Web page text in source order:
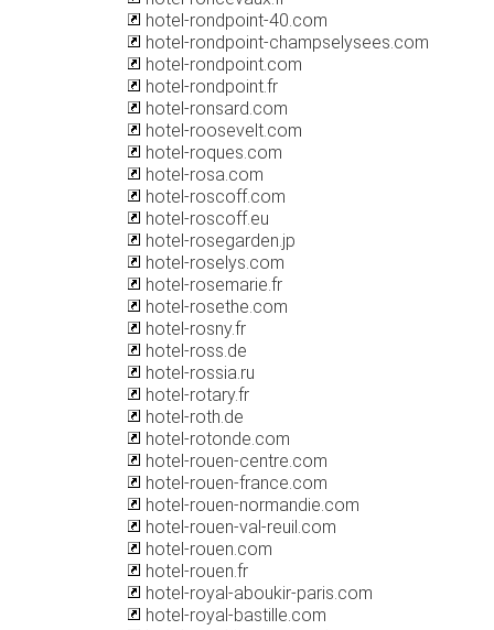
hotel-rondpoint-40.com
hotel-rondpoint-champselysees.com
hotel-rondpoint.com
hotel-rondpoint.fr
hotel-ronsard.com
hotel-roosevelt.com
hotel-roques.com
hotel-rosa.com
hotel-roscoff.com
hotel-roscoff.eu
hotel-rosegarden.jp
hotel-roselys.com
hotel-rosemarie.fr
hotel-rosethe.com
hotel-rosny.fr
hotel-ross.de
hotel-rossia.ru
hotel-rotary.fr
hotel-roth.de
hotel-rotonde.com
hotel-rouen-centre.com
hotel-rouen-france.com
hotel-rouen-normandie.com
hotel-rouen-val-reuil.com
hotel-rouen.com
hotel-rouen.fr
hotel-royal-aboukir-paris.com
hotel-royal-bastille.com